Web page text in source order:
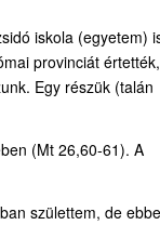
iskola (egyetem)
provinciát értették,
Egy részük (talán
(Mt 26,60-61). A
születtem, de